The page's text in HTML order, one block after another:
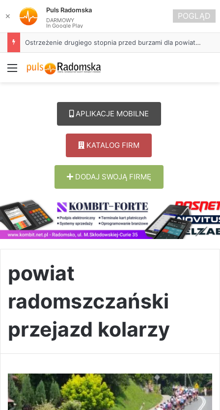
Ostrzeżenie drugiego stopnia przed burzami dla powiatu radomszczańskiego
Menu
APLIKACJE MOBILNE
KATALOG FIRM
DODAJ SWOJĄ FIRMĘ
powiat
radomszczański
przejazd kolarzy
✕
Puls Radomska
DARMOWY
In Google Play
POGLĄD